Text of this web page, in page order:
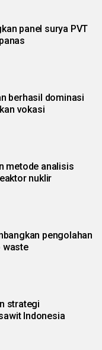
panel surya PVT
berhasil dominasi
vokasi
metode analisis
nuklir
pengolahan
waste
strategi
Indonesia